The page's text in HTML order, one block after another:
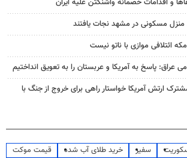
ائتلافی موازی با ناتو نیست
عراق: پاسخ به آمریکا و عربستان را به تعویق انداختیم
ارتش آمریکا خواستار راهی برای خروج از جنگ با
سفیر خرید طلای آب شده
قیمت موکت